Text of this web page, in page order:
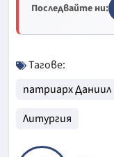
Последвайте ни:
Тагове:
патриарх Даниил
Литургия